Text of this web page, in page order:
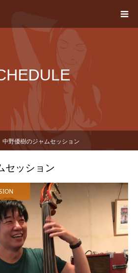
中野優樹のジャムセッション
セッション